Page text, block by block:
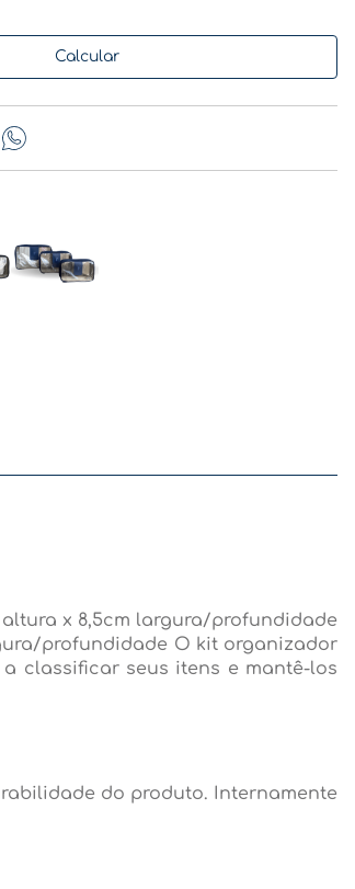
x 8,5cm largura/profundidade
profundidade O kit organizador
classificar seus itens e mantê-los
do produto. Internamente